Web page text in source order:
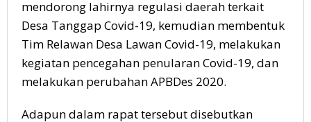
mendorong lahirnya regulasi daerah terkait
Desa Tanggap Covid-19, kemudian membentuk
Tim Relawan Desa Lawan Covid-19, melakukan
kegiatan pencegahan penularan Covid-19, dan
melakukan perubahan APBDes 2020.
Adapun dalam rapat tersebut disebutkan